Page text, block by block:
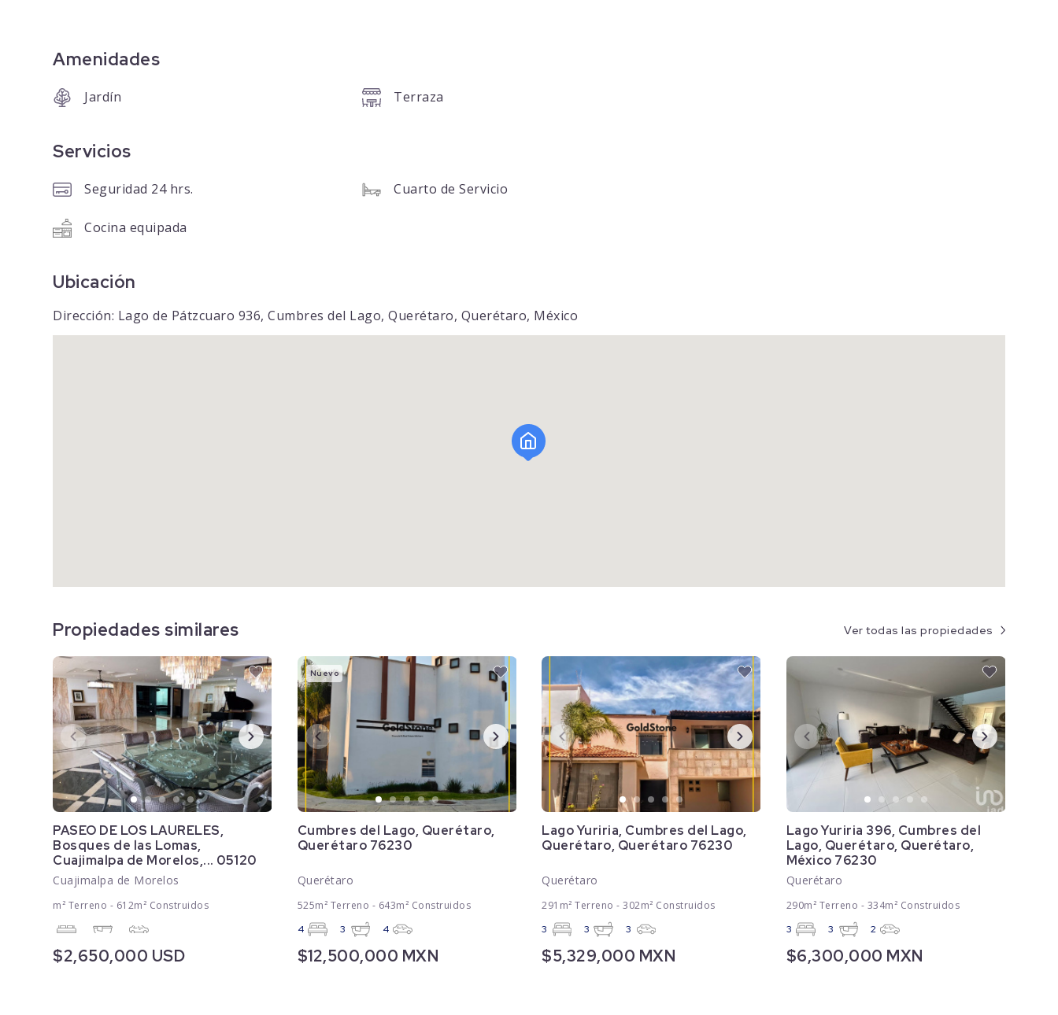
Amenidades
Jardín Terraza
Servicios
Seguridad 24 hrs. Cuarto de Servicio
Cocina equipada
Ubicación
Dirección: Lago de Pátzcuaro 936, Cumbres del Lago, Querétaro, Querétaro, México
Propiedades similares
PASEO DE LOS LAURELES,
Bosques de las Lomas,
Cuajimalpa de Morelos,... 05120
Cuajimalpa de Morelos
m² Terreno - 612m² Construidos
$2,650,000 USD
Cumbres del Lago, Querétaro,
Querétaro 76230
Querétaro
525m² Terreno - 643m² Construidos
4 3 4
$12,500,000 MXN
Nuevo
Lago Yuriria, Cumbres del Lago,
Querétaro, Querétaro 76230
Querétaro
291m² Terreno - 302m² Construidos
3 3 3
$5,329,000 MXN
Lago Yuriria 396, Cumbres del
Lago, Querétaro, Querétaro,
México 76230
Querétaro
290m² Terreno - 334m² Construidos
3 3 2
$6,300,000 MXN
Ver todas las propiedades